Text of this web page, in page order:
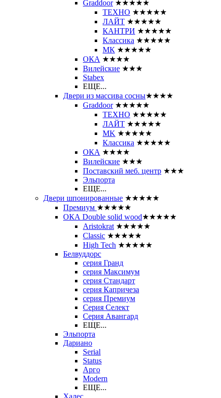
Graddoor ★★★★★
ТЕХНО ★★★★★
ЛАЙТ ★★★★★
КАНТРИ ★★★★★
Классика ★★★★★
МК ★★★★★
ОКА ★★★★
Вилейские ★★★
Stabex
ЕЩЕ...
Двери из массива сосны★★★★
Graddoor ★★★★★
ТЕХНО ★★★★★
ЛАЙТ ★★★★★
MK ★★★★★
Классика ★★★★★
ОКА ★★★★
Вилейские ★★★
Поставский меб. центр ★★★
Эльпорта
ЕЩЕ...
Двери шпонированные ★★★★★
Премиум ★★★★★
ОКА Double solid wood★★★★★
Aristokrat ★★★★★
Classic ★★★★★
High Tech ★★★★★
Белвуддорс
серия Гранд
серия Максимум
серия Стандарт
серия Капричеза
серия Премиум
Серия Селект
Серия Авангард
ЕЩЕ...
Эльпорта
Дариано
Serial
Status
Арго
Modern
ЕЩЕ...
Халес